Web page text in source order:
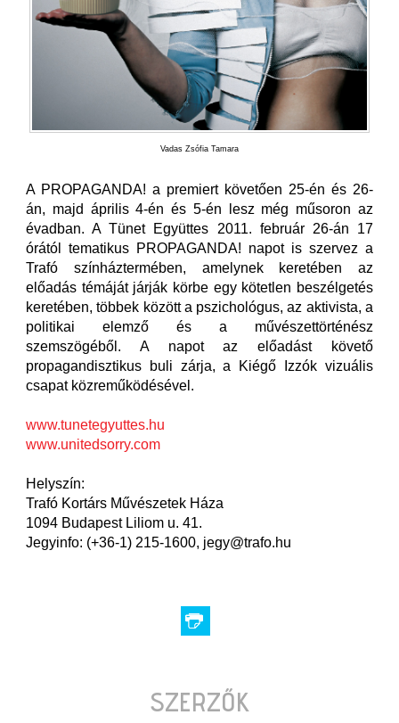
Vadas Zsófia Tamara
A PROPAGANDA! a premiert követően 25-én és 26-
án, majd április 4-én és 5-én lesz még műsoron az
évadban. A Tünet Együttes 2011. február 26-án 17
órától tematikus PROPAGANDA! napot is szervez a
Trafó színháztermében, amelynek keretében az
előadás témáját járják körbe egy kötetlen beszélgetés
keretében, többek között a pszichológus, az aktivista, a
politikai elemző és a művészettörténész
szemszögéből. A napot az előadást követő
propagandisztikus buli zárja, a Kiégő Izzók vizuális
csapat közreműködésével.
www.tunetegyuttes.hu
www.unitedsorry.com
Helyszín:
Trafó Kortárs Művészetek Háza
1094 Budapest Liliom u. 41.
Jegyinfo: (+36-1) 215-1600, jegy@trafo.hu
SZERZŐK